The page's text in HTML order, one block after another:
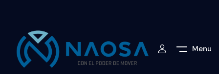
Menu